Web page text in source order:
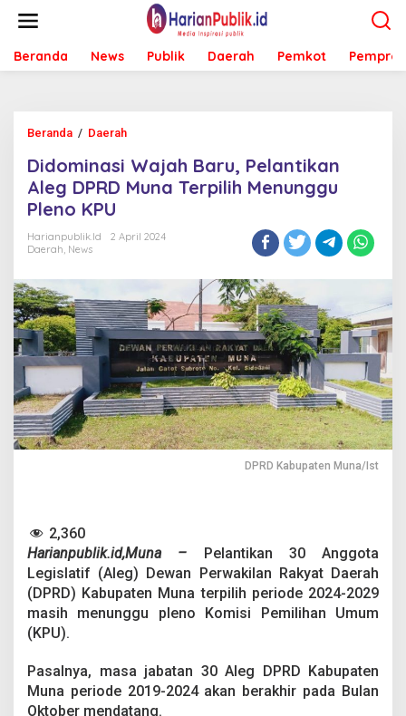
t
Beranda News Publik Daerah Pemkot Pemprov
Beranda / Daerah
d
o
m
i
a
j
a
h
B
a
r
u
,
i
k
a
A
g
D
P
Didominasi Wajah Baru, Pelantikan
Aleg DPRD Muna Terpilih Menunggu
Pleno KPU
Harianpublik.id
2 April 2024
Daerah, News
DPRD Kabupaten Muna/Ist
2,360
Harianpublik.id,Muna –
Pelantikan 30 Anggota
Legislatif (Aleg) Dewan Perwakilan Rakyat Daerah
(DPRD) Kabupaten Muna terpilih periode 2024-2029
masih menunggu pleno Komisi Pemilihan Umum
(KPU).
Pasalnya, masa jabatan 30 Aleg DPRD Kabupaten
Muna periode 2019-2024 akan berakhir pada Bulan
Oktober mendatang.